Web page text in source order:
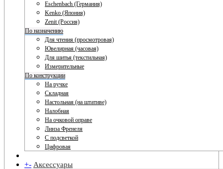
Eschenbach (Германия)
Kenko (Япония)
Zenit (Россия)
По назначению
Для чтения (просмотровая)
Ювелирная (часовая)
Для шитья (текстильная)
Измерительные
По конструкции
На ручке
Складная
Настольная (на штативе)
Налобная
На очковой оправе
Линза Френеля
С подсветкой
Цифровая
+- Аксессуары